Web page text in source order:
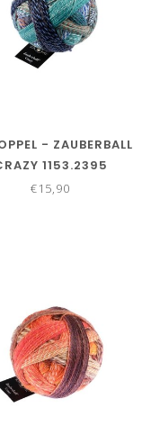
- ZAUBERBALL
1153.2395
€15,90